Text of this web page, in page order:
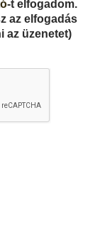
-t elfogadom.
az elfogadás
az üzenetet)